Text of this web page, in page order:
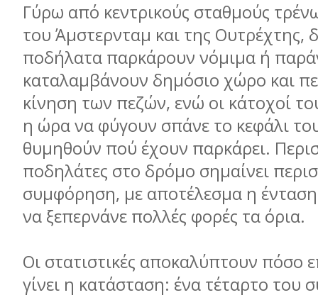
Γύρω από κεντρικούς σταθμούς
του Άμστερνταμ και της Ουτρέχτης,
ποδήλατα παρκάρουν νόμιμα ή
καταλαμβάνουν δημόσιο χώρο και
κίνηση των πεζών, ενώ οι κάτοχοί
η ώρα να φύγουν σπάνε το κεφάλι
θυμηθούν πού έχουν παρκάρει.
ποδηλάτες στο δρόμο σημαίνει
συμφόρηση, με αποτέλεσμα η ένταση
να ξεπερνάνε πολλές φορές τα όρια.
Οι στατιστικές αποκαλύπτουν πόσο
γίνει η κατάσταση: ένα τέταρτο του